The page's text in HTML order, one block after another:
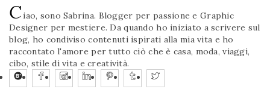
Ciao, sono Sabrina. Blogger per passione e Graphic
Designer per mestiere. Da quando ho iniziato a scrivere sul
blog, ho condiviso contenuti ispirati alla mia vita e ho
raccontato l'amore per tutto ciò che è casa, moda, viaggi,
cibo, stile di vita e creatività.